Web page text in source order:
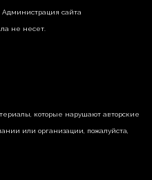
сайта
не несет.
которые нарушают авторские
или организации, пожалуйста,